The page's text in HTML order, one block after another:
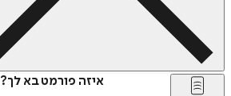
איזה פורמט בא לך?